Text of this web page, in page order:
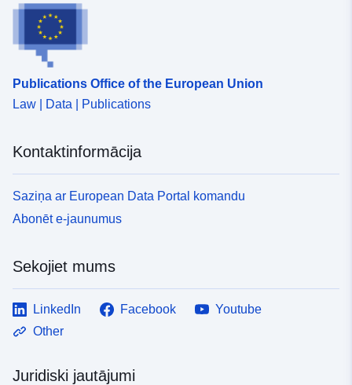
Publications Office of the European Union
Law | Data | Publications
Kontaktinformācija
Saziņa ar European Data Portal komandu
Abonēt e-jaunumus
Sekojiet mums
LinkedIn Facebook
Youtube
Other
Juridiski jautājumi